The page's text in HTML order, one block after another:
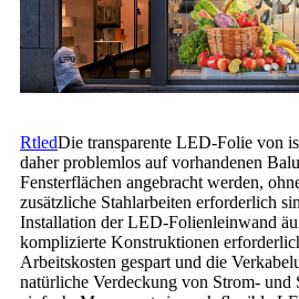
RtledDie transparente LED-Folie von
daher problemlos auf vorhandenen
Fensterflächen angebracht werden,
zusätzliche Stahlarbeiten erforderlich
Installation der LED-Folienleinwand
komplizierte Konstruktionen
Arbeitskosten gespart und die
natürliche Verdeckung von Strom- und